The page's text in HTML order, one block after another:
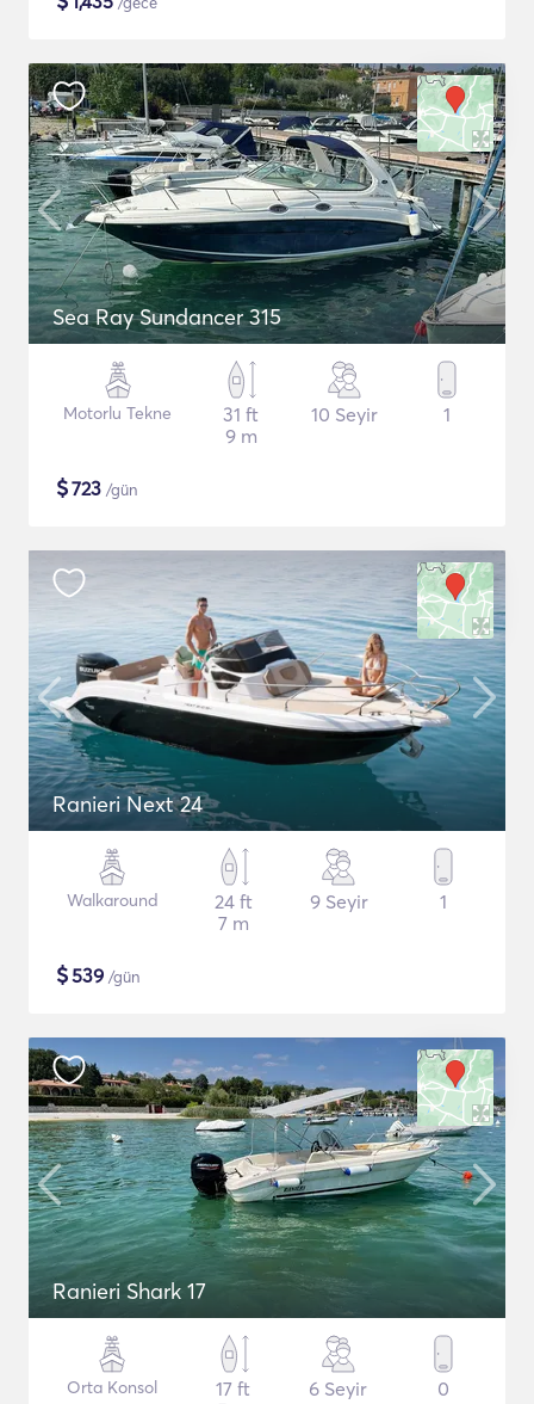
Sea Ray Sundancer 315
Motorlu Tekne
31 ft
9 m
10 Seyir 1
$723 /gün
Ranieri Next 24
Walkaround
24 ft
7 m
9 Seyir 1
$539 /gün
Ranieri Shark 17
Orta Konsol
17 ft
6 Seyir 0